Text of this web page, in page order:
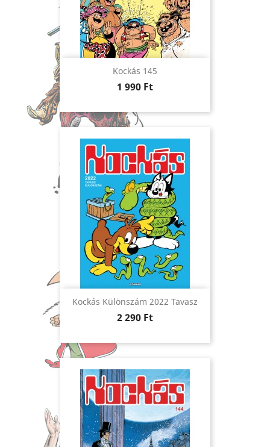
Kockás 145
Ár
1 990 Ft
Kockás Különszám 2022 Tavasz
Ár
2 290 Ft